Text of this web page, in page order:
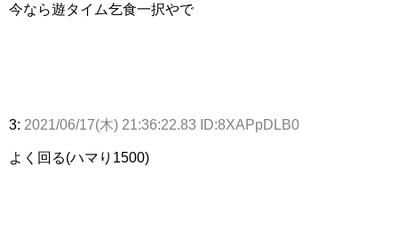
今なら遊タイム乞食一択やで
3: 2021/06/17(木) 21:36:22.83 ID:8XAPpDLB0
よく回る(ハマり1500)